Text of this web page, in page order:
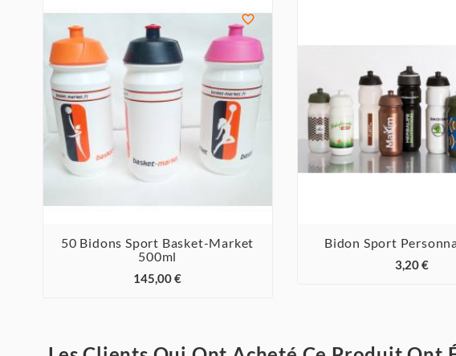


50 Bidons Sport Basket-Market
500ml
145,00 €

Bidon Sport
3,20 €